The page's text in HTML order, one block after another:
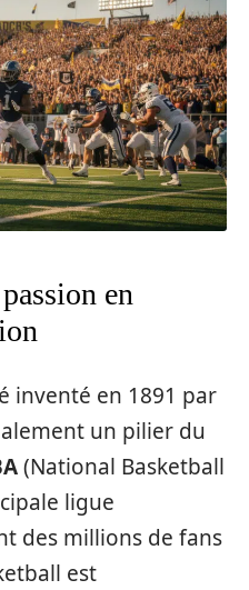
en
inventé en 1891 par
un pilier du
(National Basketball
ligue
des millions de fans
est